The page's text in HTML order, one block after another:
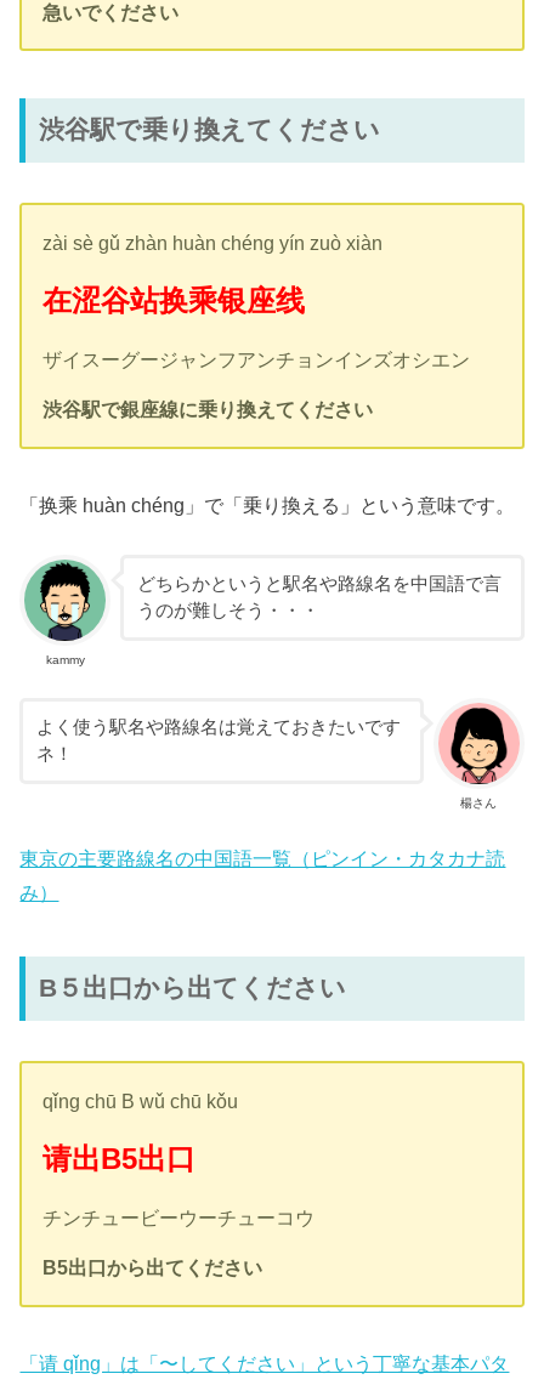
急いでください
渋谷駅で乗り換えてください
zài sè gǔ zhàn huàn chéng yín zuò xiàn
在涩谷站换乘银座线
ザイスーグージャンフアンチョンインズオシエン
渋谷駅で銀座線に乗り換えてください
「换乘 huàn chéng」で「乗り換える」という意味です。
kammy
どちらかというと駅名や路線名を中国語で言
うのが難しそう・・・
楊さん
よく使う駅名や路線名は覚えておきたいです
ネ！
東京の主要路線名の中国語一覧（ピンイン・カタカナ読
み）
B５出口から出てください
qǐng chū B wǔ chū kǒu
请出B5出口
チンチュービーウーチューコウ
B5出口から出てください
「请 qǐng」は「〜してください」という丁寧な基本パタ